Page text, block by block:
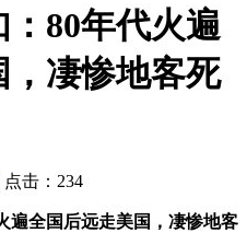
80年代火遍
凄惨地客死
点击： 234
遍全国后远走美国，凄惨地客